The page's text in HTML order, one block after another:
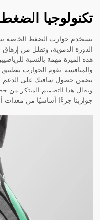
تكنولوجيا
تستخدم جوارب الضغط الخاصة
الدورة الدموية، وتقلل من
هذه الميزة مهمة بالنسبة
والمنافسة. تقوم الجوارب
يضمن حصول ساقيك على الدعم
ويقلل هذا التصميم المبتكر من
جواربنا جزءًا أساسيًا من معدات